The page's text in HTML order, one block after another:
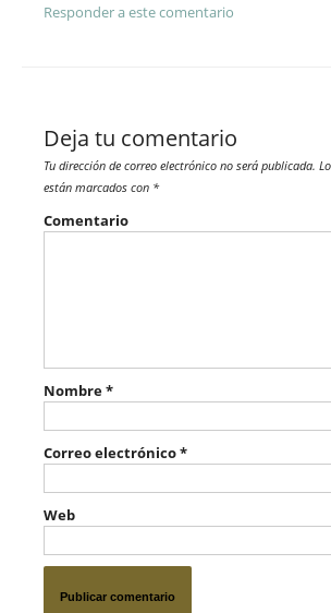
Responder a este comentario
Deja tu comentario
Tu dirección de correo electrónico no será publicada.
están marcados con *
Comentario
Nombre*
Correo electrónico*
Web